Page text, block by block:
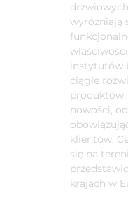
wyróżniają
instytutów
ciągłe
produktów.
nowości,
klientów.
się na
krajach w